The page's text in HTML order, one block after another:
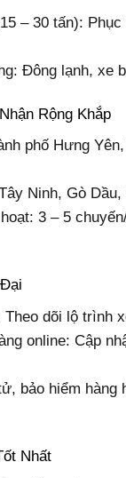
– 30 tấn):
Đông lạnh, xe
Rộng Khắp
phố Hưng
Ninh, Gò
3 – 5
Theo dõi lộ trình
online: Cập
bảo hiểm hàng
Nhất